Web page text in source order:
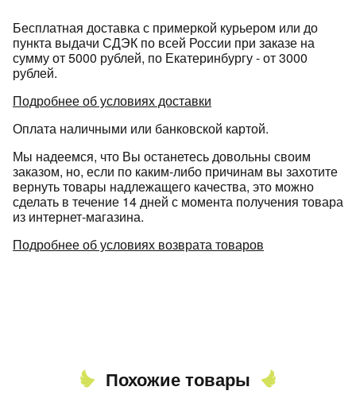
Бесплатная доставка с примеркой курьером или до
пункта выдачи СДЭК по всей России при заказе на
сумму от 5000 рублей, по Екатеринбургу - от 3000
рублей.
Подробнее об условиях доставки
Оплата наличными или банковской картой.
Мы надеемся, что Вы останетесь довольны своим
заказом, но, если по каким-либо причинам вы захотите
вернуть товары надлежащего качества, это можно
сделать в течение 14 дней с момента получения товара
из интернет-магазина.
Подробнее об условиях возврата товаров
Похожие товары